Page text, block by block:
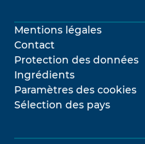
Mentions légales
Contact
Protection des données
Ingrédients
Paramètres des cookies
Sélection des pays